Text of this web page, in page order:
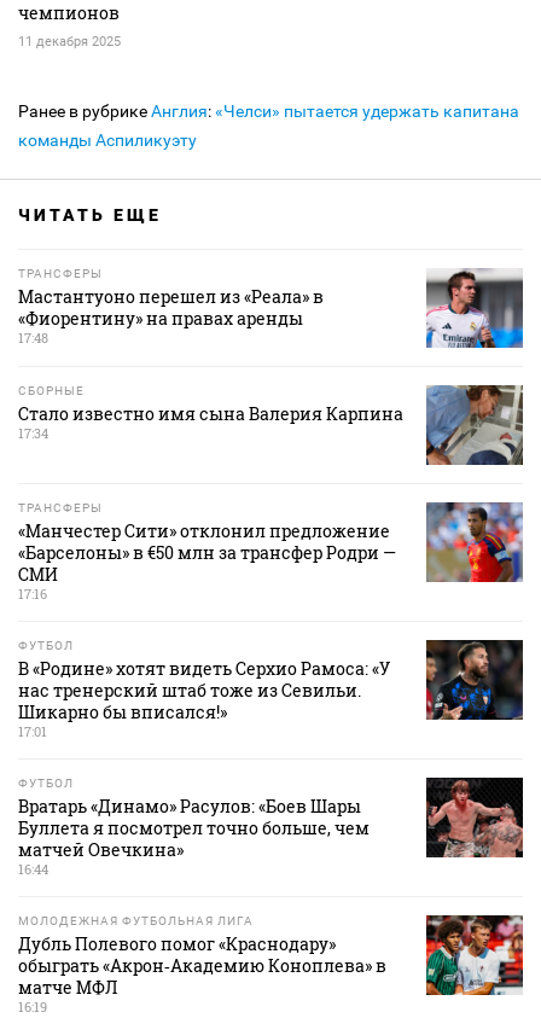
чемпионов
11 декабря 2025
Ранее в рубрикеАнглия:«Челси» пытается удержать капитана
команды Аспиликуэту
ЧИТАТЬ ЕЩЕ
ТРАНСФЕРЫ
Мастантуоно перешел из «Реала» в
«Фиорентину» на правах аренды
17:48
СБОРНЫЕ
Стало известно имя сына Валерия Карпина
17:34
ТРАНСФЕРЫ
«Манчестер Сити» отклонил предложение
«Барселоны» в €50 млн за трансфер Родри —
СМИ
17:16
ФУТБОЛ
В «Родине» хотят видеть Серхио Рамоса: «У
нас тренерский штаб тоже из Севильи.
Шикарно бы вписался!»
17:01
ФУТБОЛ
Вратарь «Динамо» Расулов: «Боев Шары
Буллета я посмотрел точно больше, чем
матчей Овечкина»
16:44
МОЛОДЕЖНАЯ ФУТБОЛЬНАЯ ЛИГА
Дубль Полевого помог «Краснодару»
обыграть «Акрон‑Академию Коноплева» в
матче МФЛ
16:19